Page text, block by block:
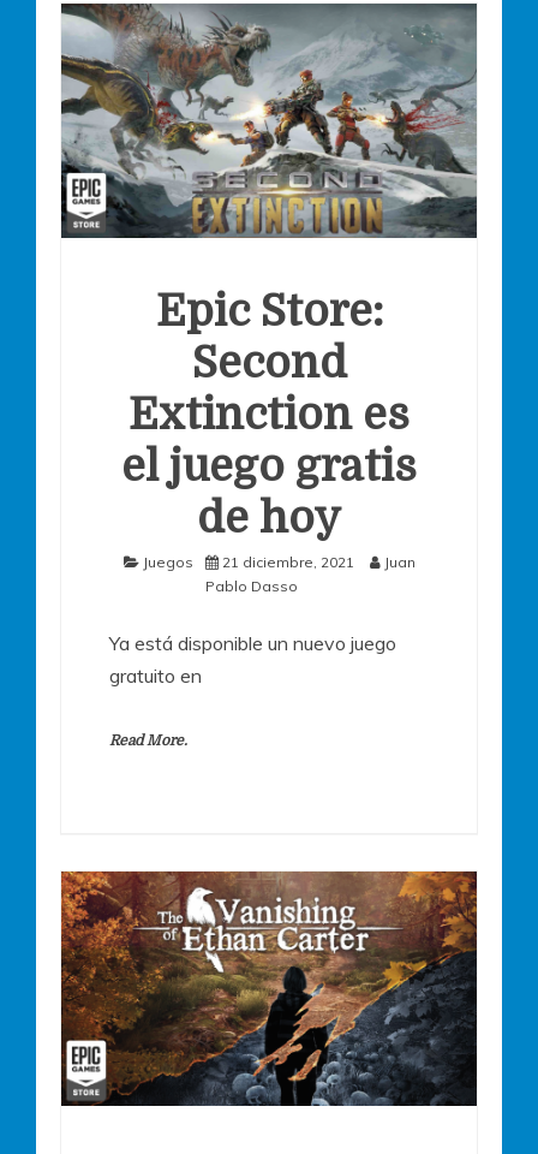
Epic Store:
Second
Extinction es
el juego gratis
de hoy
Juegos 21 diciembre, 2021
Juan
Pablo Dasso
Ya está disponible un nuevo juego
gratuito en
Read More.